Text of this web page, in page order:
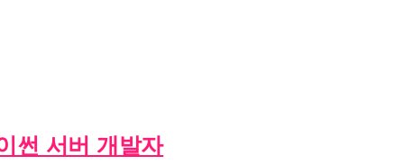
썬 서버 개발자